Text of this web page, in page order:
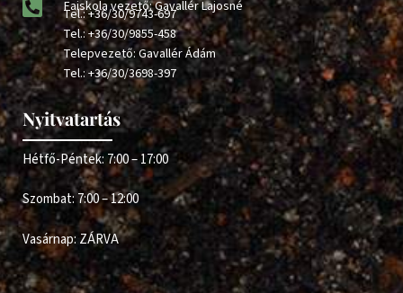
Faiskola vezető: Gavallér Lajosné
Tel.:+36/30/9743-697
Tel.:+36/30/9855-458
Telepvezető: Gavallér Ádám
Tel.:+36/30/3698-397
Nyitvatartás
Hétfő-Péntek: 7:00 – 17:00
Szombat: 7:00 – 12:00
Vasárnap: ZÁRVA